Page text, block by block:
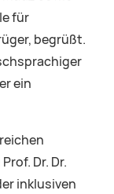
für
begrüßt.
ein
Dr. Dr.
inklusiven